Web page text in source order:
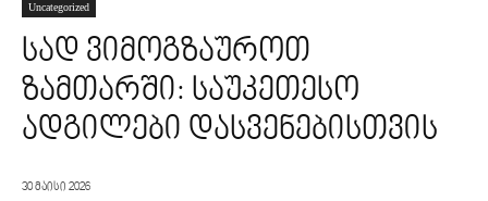
Uncategorized
სად ვიმოგზაუროთ
ზამთარში: საუკეთესო
ადგილები დასვენებისთვის
30 მაისი 2026